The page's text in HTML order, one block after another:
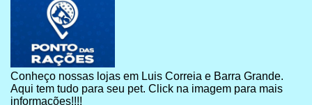
Conheço nossas lojas em Luis Correia e Barra Grande.
Aqui tem tudo para seu pet. Click na imagem para mais
informações!!!!